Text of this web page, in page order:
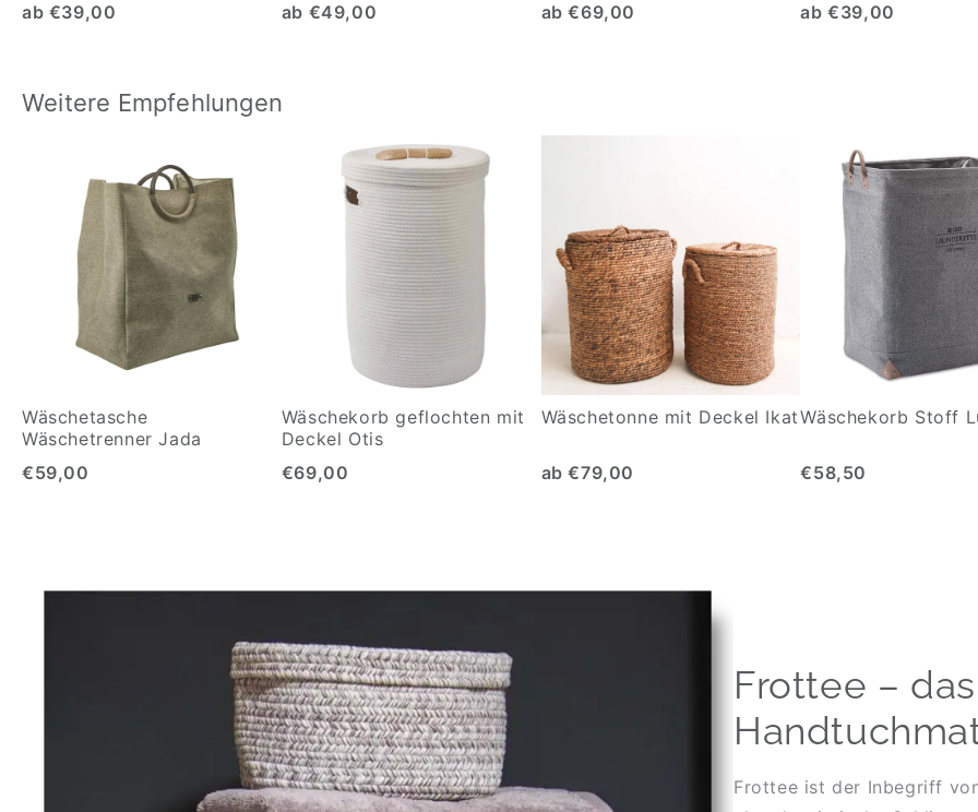
ab €39,00 ab €49,00 ab €69,00
ab €39,00
Weitere Empfehlungen
Wäschetasche
Wäschetrenner Jada
€59,00
Wäschekorb geflochten mit
Deckel Otis
€69,00
Wäschetonne mit Deckel Ikat
ab €79,00
Wäschekorb Stoff
€58,50
Frottee –
Frottee ist der Inbegriff